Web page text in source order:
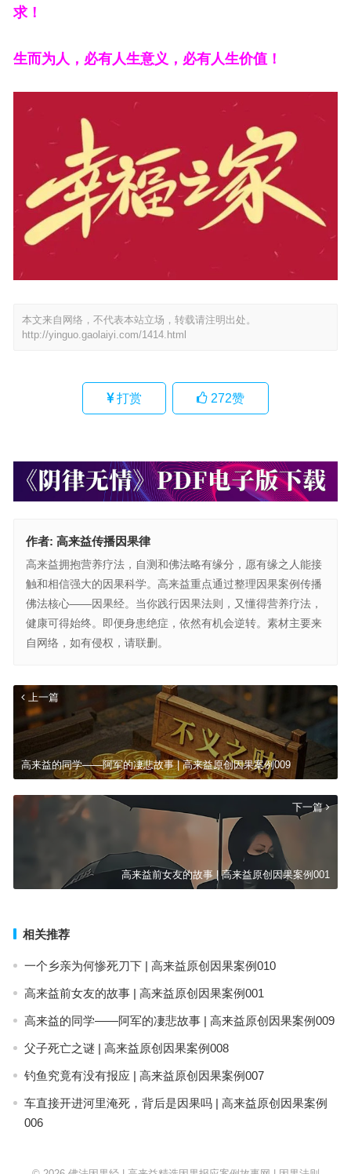
求！
生而为人，必有人生意义，必有人生价值！
本文来自网络，不代表本站立场，转载请注明出处。
http://yinguo.gaolaiyi.com/1414.html
打赏 272赞
作者: 高来益传播因果律
高来益拥抱营养疗法，自测和佛法略有缘分，愿有缘之人能接
触和相信强大的因果科学。高来益重点通过整理因果案例传播
佛法核心——因果经。当你践行因果法则，又懂得营养疗法，
健康可得始终。即便身患绝症，依然有机会逆转。素材主要来
自网络，如有侵权，请联删。
上一篇
高来益的同学——阿军的凄悲故事 | 高来益原创因果案例009
下一篇
高来益前女友的故事 | 高来益原创因果案例001
相关推荐
一个乡亲为何惨死刀下 | 高来益原创因果案例010
高来益前女友的故事 | 高来益原创因果案例001
高来益的同学——阿军的凄悲故事 | 高来益原创因果案例009
父子死亡之谜 | 高来益原创因果案例008
钓鱼究竟有没有报应 | 高来益原创因果案例007
车直接开进河里淹死，背后是因果吗 | 高来益原创因果案例
006